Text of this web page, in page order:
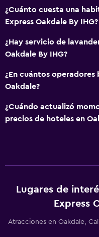
Microondas
Cafetera
Máquina expendedora
Teléfono
Espacio de
¿Cuánto cuesta una
Express Oakdale By IHG?
¿Hay servicio de
Oakdale By IHG?
¿En cuántos
Oakdale?
¿Cuándo actualizó
precios de hoteles en
Lugares de
Express
Atracciones en Oakdale,